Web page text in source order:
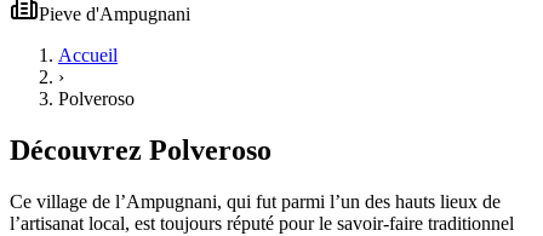
Pieve d'Ampugnani
Accueil
›
Polveroso
Découvrez Polveroso
Ce village de l’Ampugnani, qui fut parmi l’un des hauts lieux de
l’artisanat local, est toujours réputé pour le savoir-faire traditionnel